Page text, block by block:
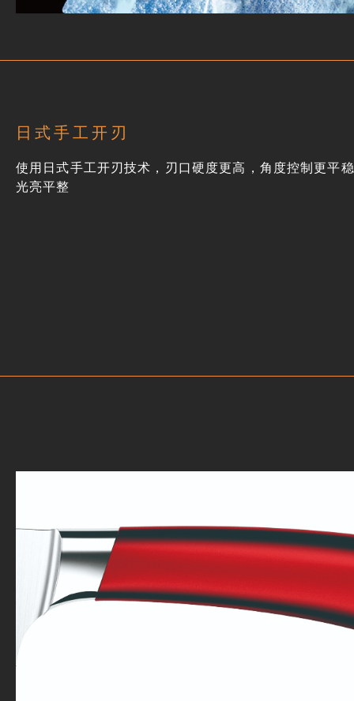
日式手工开刃
使用日式手工开刃技术，刃口硬度更高，角度控制更平
光亮平整